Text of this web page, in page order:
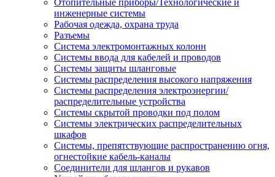
Отопительные приборы/Технологические и
инженерные системы
Рабочая одежда, охрана труда
Разъемы
Система электромонтажных колонн
Системы ввода для кабелей и проводов
Системы защиты шланговые
Системы распределения высокого напряжения
Системы распределения электроэнергии/
распределительные устройства
Системы скрытой проводки под полом
Системы электрических распределительных
шкафов
Системы, препятствующие распространению огня,
огнестойкие кабель-каналы
Соединители для шлангов и рукавов